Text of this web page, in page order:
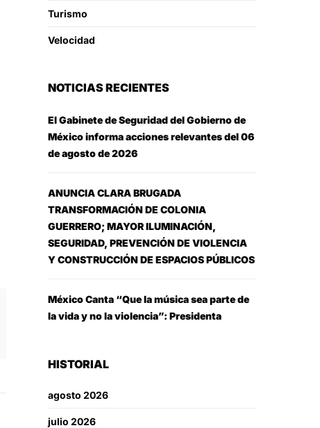
Turismo
Velocidad
NOTICIAS RECIENTES
El Gabinete de Seguridad del Gobierno de
México informa acciones relevantes del 06
de agosto de 2026
ANUNCIA CLARA BRUGADA
TRANSFORMACIÓN DE COLONIA
GUERRERO; MAYOR ILUMINACIÓN,
SEGURIDAD, PREVENCIÓN DE VIOLENCIA
Y CONSTRUCCIÓN DE ESPACIOS PÚBLICOS
México Canta “Que la música sea parte de
la vida y no la violencia”: Presidenta
HISTORIAL
agosto 2026
julio 2026